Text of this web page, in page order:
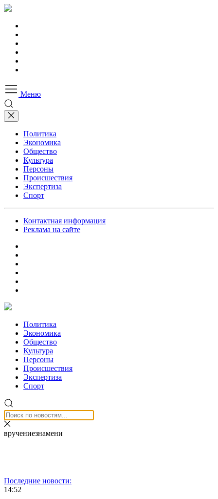
Меню
Политика
Экономика
Общество
Культура
Персоны
Происшествия
Экспертиза
Спорт
Контактная информация
Реклама на сайте
Политика
Экономика
Общество
Культура
Персоны
Происшествия
Экспертиза
Спорт
вручениезнамени
Последние новости:
14:52